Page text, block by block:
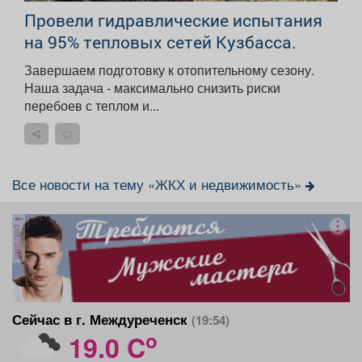
Провели гидравлические испытания
на 95% тепловых сетей Кузбасса.
Завершаем подготовку к отопительному сезону.
Наша задача - максимально снизить риски
перебоев с теплом и...
Все новости на тему «ЖКХ и недвижимость»
реклама
Сейчас в г. Междуреченск (19:54)
19.0 Co